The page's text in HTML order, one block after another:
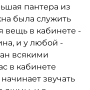
пантера из
была служить
вещь в кабинете -
и у любой -
всякими
в кабинете
звучать